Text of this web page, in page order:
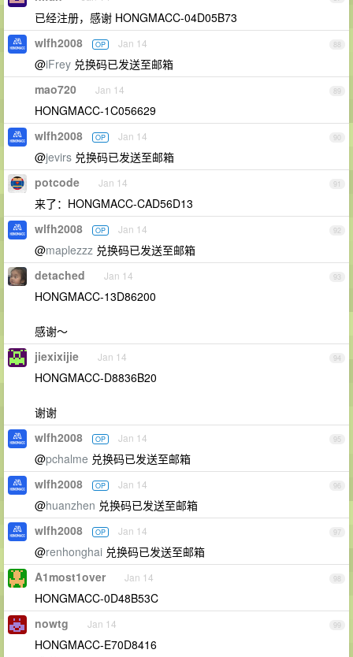
已经注册，感谢 HONGMACC-04D05B73
88
wlfh2008 OP Jan 14
@iFrey 兑换码已发送至邮箱
89
mao720 Jan 14
HONGMACC-1C056629
90
wlfh2008 OP Jan 14
@jevirs 兑换码已发送至邮箱
91
potcode Jan 14
来了：HONGMACC-CAD56D13
92
wlfh2008 OP Jan 14
@maplezzz 兑换码已发送至邮箱
93
detached Jan 14
HONGMACC-13D86200
感谢～
94
jiexixijie Jan 14
HONGMACC-D8836B20
谢谢
95
wlfh2008 OP Jan 14
@pchalme 兑换码已发送至邮箱
96
wlfh2008 OP Jan 14
@huanzhen 兑换码已发送至邮箱
97
wlfh2008 OP Jan 14
@renhonghai 兑换码已发送至邮箱
98
A1most1over Jan 14
HONGMACC-0D48B53C
99
nowtg Jan 14
HONGMACC-E70D8416